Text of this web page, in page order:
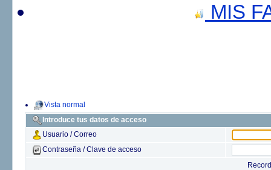
MIS
Vista normal
Introduce tus datos de acceso
Usuario / Correo
Contraseña / Clave de acceso